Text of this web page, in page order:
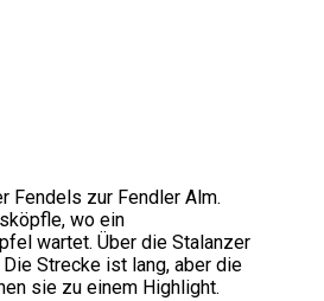
Fendels zur Fendler Alm.
wo ein
wartet. Über die Stalanzer
Strecke ist lang, aber die
sie zu einem Highlight.